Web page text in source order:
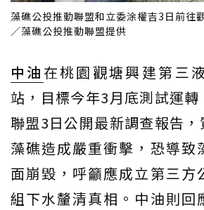
藻礁公投推動聯盟和立委涂權吉3日前往
／藻礁公投推動聯盟提供
中油 在桃園觀塘興建第三
站，目標今年3月底測試運轉
聯盟3日公開最新調查報告
藻礁造成嚴重衝擊，恐導致
面崩毀，呼籲應成立第三方
組下水釐清真相。中油則回